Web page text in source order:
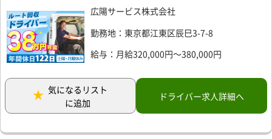
広陽サービス株式会社
勤務地：東京都江東区辰巳3-7-8
給与：月給320,000円～380,000円
気になるリスト
に追加
ドライバー求人詳細へ